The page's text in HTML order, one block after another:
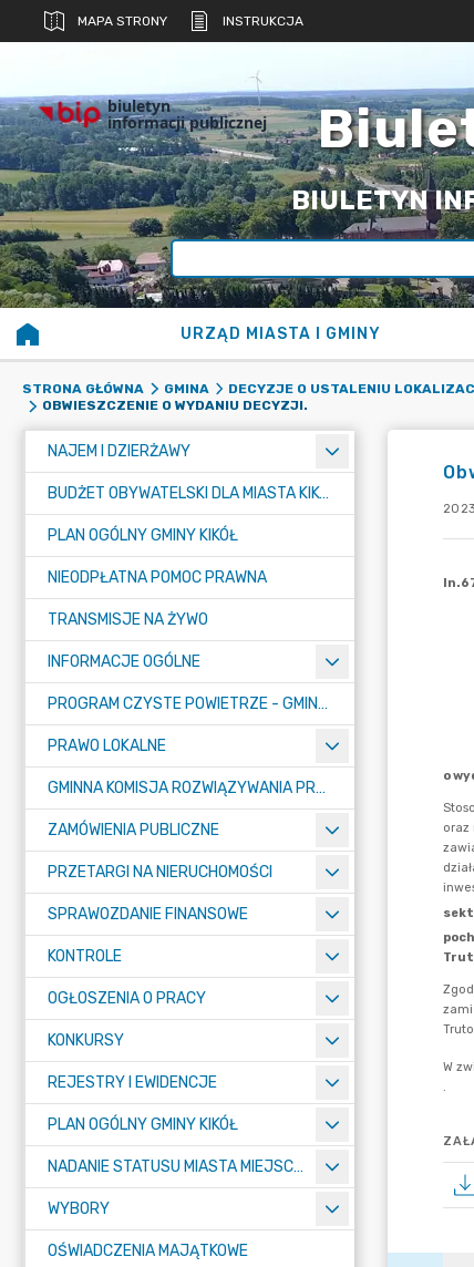
MAPA STRONY INSTRUKCJA
biuletyn
informacji publicznej
BIULETYN
URZĄD MIASTA I GMINY
STRONA GŁÓWNA GMINA DECYZJE O USTALENIU
OBWIESZCZENIE O WYDANIU DECYZJI.
NAJEM I DZIERŻAWY
BUDŻET OBYWATELSKI DLA MIASTA KIKÓŁ
PLAN OGÓLNY GMINY KIKÓŁ
NIEODPŁATNA POMOC PRAWNA
TRANSMISJE NA ŻYWO
INFORMACJE OGÓLNE
PROGRAM CZYSTE POWIETRZE - GMINA KIKÓŁ
PRAWO LOKALNE
GMINNA KOMISJA ROZWIĄZYWANIA PROBLEMÓW ALKOHOLOWYCH
ZAMÓWIENIA PUBLICZNE
PRZETARGI NA NIERUCHOMOŚCI
SPRAWOZDANIE FINANSOWE
KONTROLE
OGŁOSZENIA O PRACY
KONKURSY
REJESTRY I EWIDENCJE
PLAN OGÓLNY GMINY KIKÓŁ
NADANIE STATUSU MIASTA MIEJSCOWOŚCI KIKÓŁ
WYBORY
OŚWIADCZENIA MAJĄTKOWE